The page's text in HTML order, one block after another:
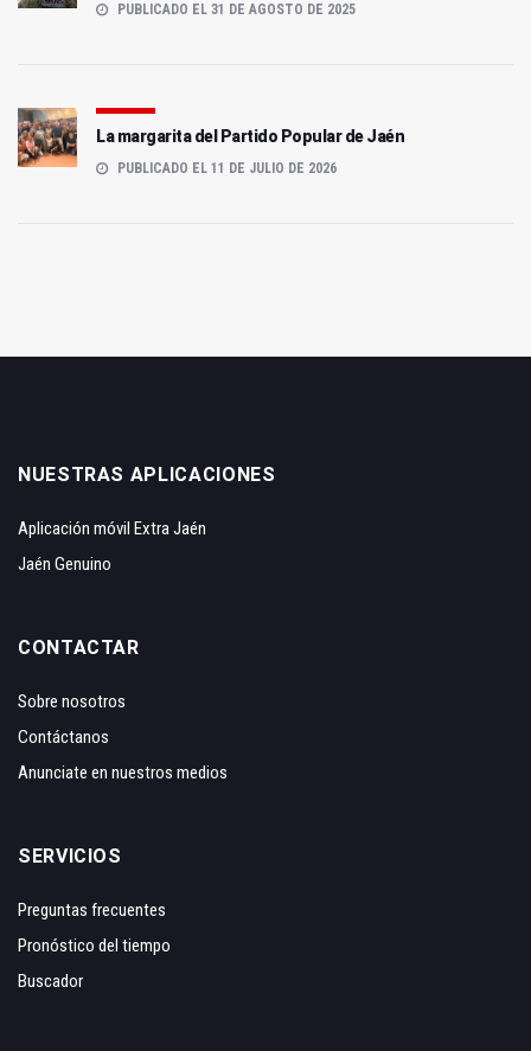
PUBLICADO EL 31 DE AGOSTO DE 2025
La margarita del Partido Popular de Jaén
PUBLICADO EL 11 DE JULIO DE 2026
NUESTRAS APLICACIONES
Aplicación móvil Extra Jaén
Jaén Genuino
CONTACTAR
Sobre nosotros
Contáctanos
Anunciate en nuestros medios
SERVICIOS
Preguntas frecuentes
Pronóstico del tiempo
Buscador